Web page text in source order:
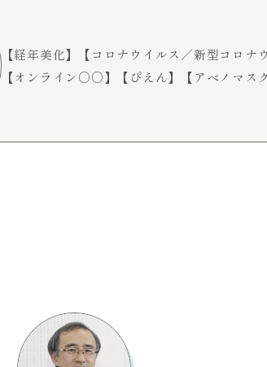
【経年美化】 【コロナウイルス／新型コロナ
【オンライン○○】
【ぴえん】 【アベノマス